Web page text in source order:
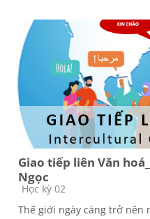
Giao tiếp liên Văn
Ngọc
Course category
Học kỳ 02
Thế giới ngày càng trở nên